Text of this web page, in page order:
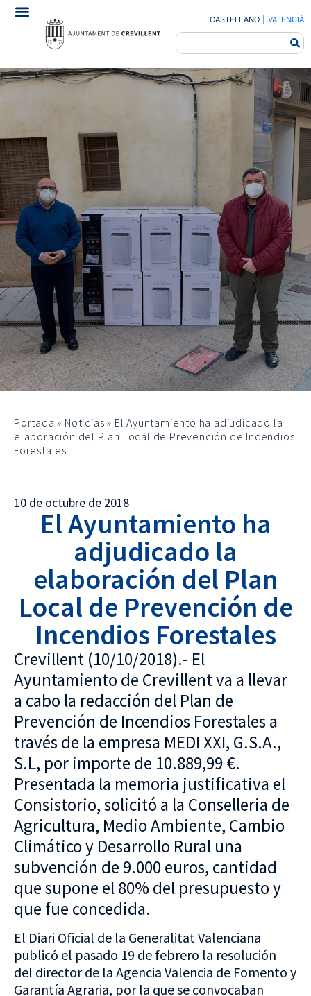
CASTELLANO VALENCIÀ
Portada » Noticias » El Ayuntamiento ha adjudicado la
elaboración del Plan Local de Prevención de Incendios
Forestales
10 de octubre de 2018
El Ayuntamiento ha
adjudicado la
elaboración del Plan
Local de Prevención de
Incendios Forestales
Crevillent (10/10/2018).- El
Ayuntamiento de Crevillent va a llevar
a cabo la redacción del Plan de
Prevención de Incendios Forestales a
través de la empresa MEDI XXI, G.S.A.,
S.L, por importe de 10.889,99 €.
Presentada la memoria justificativa el
Consistorio, solicitó a la Conselleria de
Agricultura, Medio Ambiente, Cambio
Climático y Desarrollo Rural una
subvención de 9.000 euros, cantidad
que supone el 80% del presupuesto y
que fue concedida.
El Diari Oficial de la Generalitat Valenciana
publicó el pasado 19 de febrero la resolución
del director de la Agencia Valencia de Fomento y
Garantía Agraria, por la que se convocaban